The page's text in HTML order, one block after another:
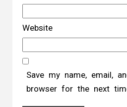
Website
Save my name, email,
browser for the next